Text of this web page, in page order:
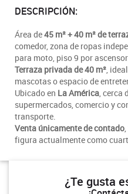
DESCRIPCIÓN:
Área de45 m² + 40 m² de
comedor, zona de ropas
para moto, piso 9 por
Terraza privada de 40 m²,
mascotas o espacio de
Ubicado en La América, cerca
supermercados, comercio y
transporte.
Venta únicamente de contado
figura actualmente como
¿Te gusta